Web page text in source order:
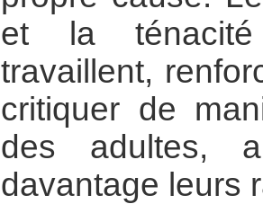
et la
travaillent,
critiquer de
des adultes,
davantage leurs